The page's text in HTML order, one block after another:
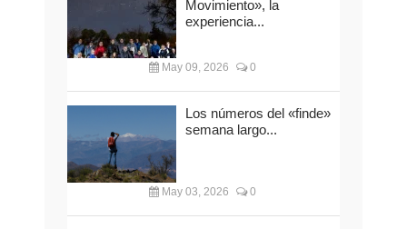
Movimiento», la
experiencia...
May 09, 2026 0
Los números del «finde»
semana largo...
May 03, 2026 0